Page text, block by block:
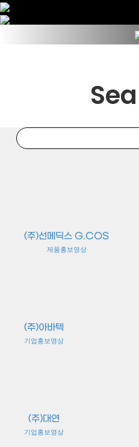
(주)선메딕스 G.COS
제품홍보영상
(주)아바텍
기업홍보영상
(주)대연
기업홍보영상